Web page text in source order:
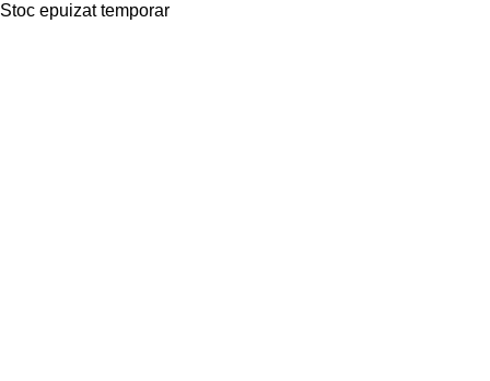
Stoc epuizat temporar